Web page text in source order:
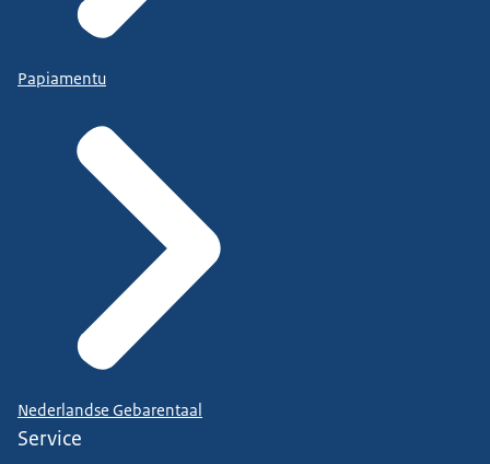
Papiamentu
Nederlandse Gebarentaal
Service